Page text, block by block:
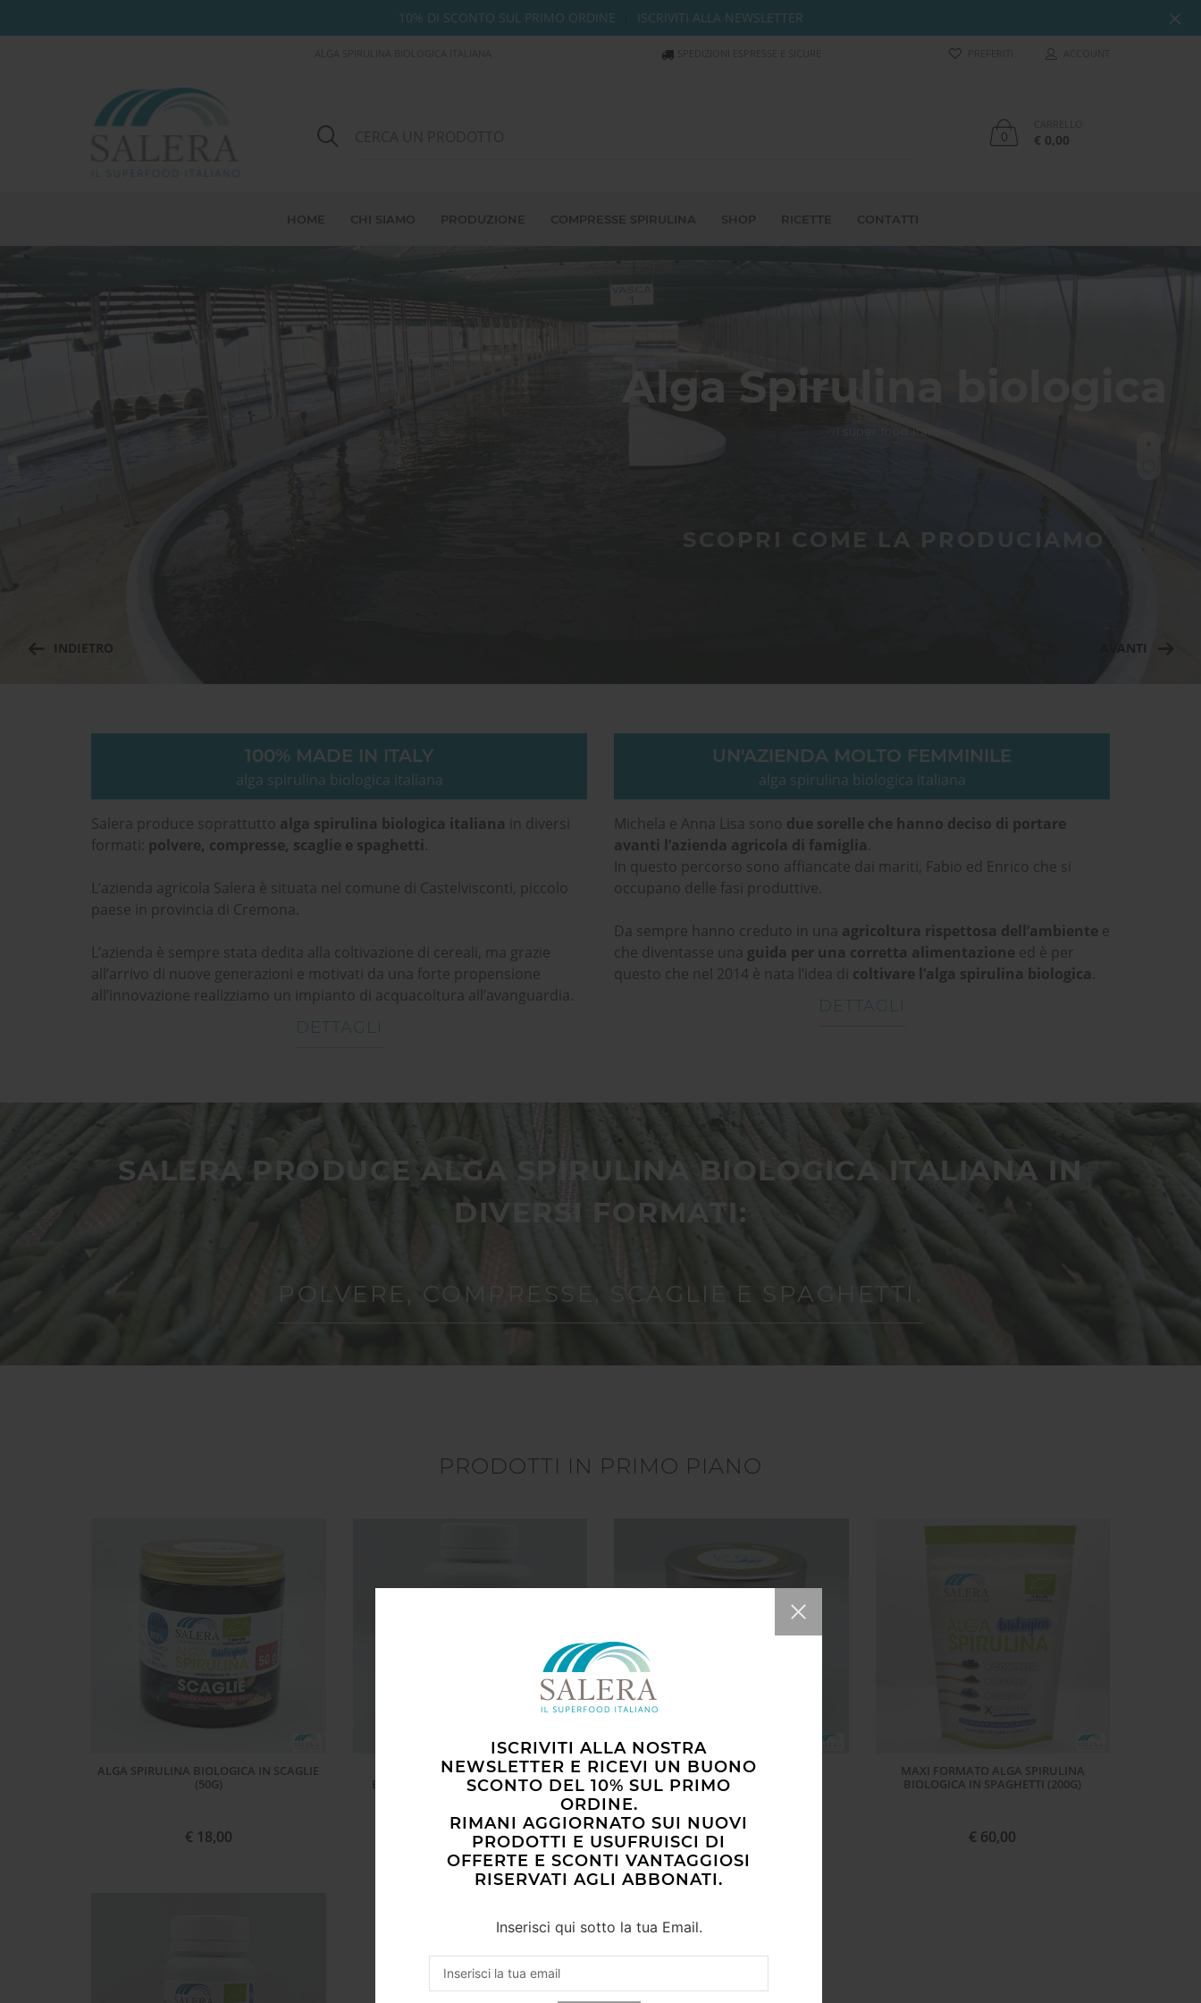
10% DI SCONTO SUL PRIMO ORDINE ISCRIVITI ALLA NEWSLETTER
0 € 0,00
HOME CHI SIAMO PRODUZIONE COMPRESSE SPIRULINA SHOP RICETTE CONTATTI
Alga Spirulina biologica
Il super food italiano
SCOPRI COME LA PRODUCIAMO
INDIETRO AVANTI
100% MADE IN ITALY
alga spirulina biologica italiana
Salera produce soprattutto alga spirulina biologica italiana in diversi
formati: polvere, compresse, scaglie e spaghetti.
L’azienda agricola Salera è situata nel comune di Castelvisconti, piccolo
paese in provincia di Cremona.
L’azienda è sempre stata dedita alla coltivazione di cereali, ma grazie
all’arrivo di nuove generazioni e motivati da una forte propensione
all’innovazione realizziamo un impianto di acquacoltura all’avanguardia.
DETTAGLI
UN'AZIENDA MOLTO FEMMINILE
alga spirulina biologica italiana
Michela e Anna Lisa sono due sorelle che hanno deciso di portare
avanti l’azienda agricola di famiglia.
In questo percorso sono affiancate dai mariti, Fabio ed Enrico che si
occupano delle fasi produttive.
Da sempre hanno creduto in una agricoltura rispettosa dell’ambiente e
che diventasse una guida per una corretta alimentazione ed è per
questo che nel 2014 è nata l’idea di coltivare l’alga spirulina biologica.
DETTAGLI
SALERA PRODUCE ALGA SPIRULINA BIOLOGICA ITALIANA IN
DIVERSI FORMATI:
POLVERE, COMPRESSE, SCAGLIE E SPAGHETTI.
PRODOTTI IN PRIMO PIANO
ALGA SPIRULINA BIOLOGICA IN SCAGLIE
(50G)
€ 18,00
COMPRESSE DI ALGA SPIRULINA
BIOLOGICA - 270 COMPRESSE (135G)
€ 47,00
ACQUISTA
POLVERE ALGA SPIRULINA 100G
€ 28,00
ACQUISTA
MAXI FORMATO ALGA SPIRULINA
BIOLOGICA IN SPAGHETTI (200G)
€ 60,00
ISCRIVITI ALLA NOSTRA
NEWSLETTER E RICEVI UN BUONO
SCONTO DEL 10% SUL PRIMO
ORDINE.
RIMANI AGGIORNATO SUI NUOVI
PRODOTTI E USUFRUISCI DI
OFFERTE E SCONTI VANTAGGIOSI
RISERVATI AGLI ABBONATI.
Inserisci qui sotto la tua Email.